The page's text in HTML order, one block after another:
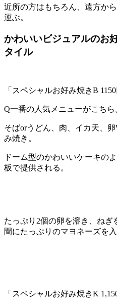
近所の方はもちろん、遠方か
運ぶ。
かわいいビジュアルのお
タイル
「スペシャルお好み焼きB
Q一番の人気メニューがこちら
そばorうどん、肉、イカ天、
み焼き。
ドーム型のかわいいケーキの
板で提供される。
たっぷり2個の卵を溶き、ね
間にたっぷりのマヨネーズを
「スペシャルお好み焼きK